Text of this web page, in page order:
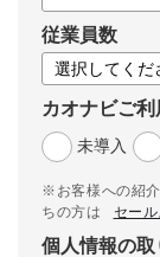
従業員数
カオナビご
未導入
※お客様への紹
ちの方は
セー
個人情報の取